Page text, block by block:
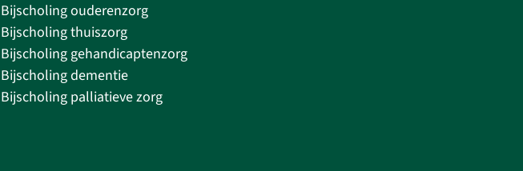
Bijscholing ouderenzorg
Bijscholing thuiszorg
Bijscholing gehandicaptenzorg
Bijscholing dementie
Bijscholing palliatieve zorg